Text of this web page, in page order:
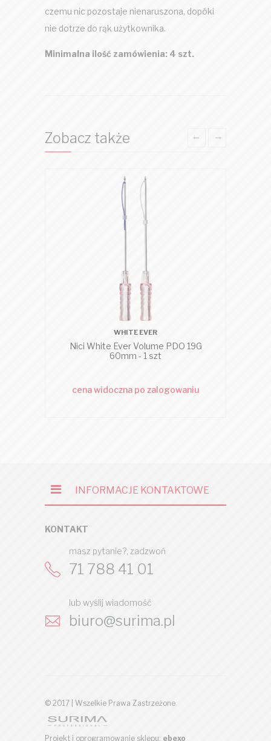
czemu nic pozostaje nienaruszona, dopóki
nie dotrze do rąk użytkownika.
Minimalna ilość zamówienia: 4 szt.
Zobacz także
WHITE EVER
Nici White Ever Volume PDO 19G
60mm - 1 szt
cena widoczna po zalogowaniu
INFORMACJE KONTAKTOWE
KONTAKT
masz pytanie?, zadzwoń
71 788 41 01
lub wyślij wiadomość
biuro@surima.pl
© 2017 | Wszelkie Prawa Zastrzeżone
Projekt i oprogramowanie sklepu: ebexo